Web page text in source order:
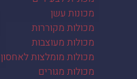
מכונות עשן
מכולות מקוררות
מכולות מעוצבות
מכולות מומלצות לאחסון
מכולות מגורים